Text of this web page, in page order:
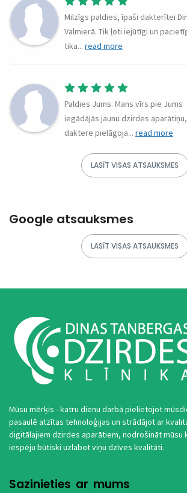
Milzīgs paldies, īpaši dakterītei
Valmierā. Tik ļoti iejūtīgi un
tika... read more
Paldies Jums. Mans vīrs pie Jums
iegādājās jaunu dzirdes aparātiņu,
daktere pielāgoja... read more
Google atsauksmes
Mūsu mērķis - katru dienu darbā pielietojot
pasaulē atzītas tehnoloģijas un strādājot ar
digitālajiem dzirdes aparātiem, nodrošināt mūsu
iespēju būtiski uzlabot viņu dzīves kvalitāti.
Sazinieties ar mums